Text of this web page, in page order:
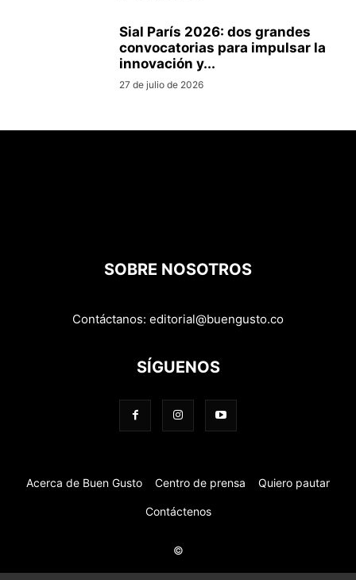
Sial París 2026: dos grandes
convocatorias para impulsar la
innovación y...
27 de julio de 2026
SOBRE NOSOTROS
Contáctanos: editorial@buengusto.co
SÍGUENOS
Acerca de Buen Gusto Centro de prensa Quiero pautar
Contáctenos
©